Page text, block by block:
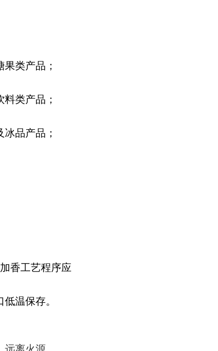
类产品；
类产品；
品产品；
香工艺程序应
温保存。